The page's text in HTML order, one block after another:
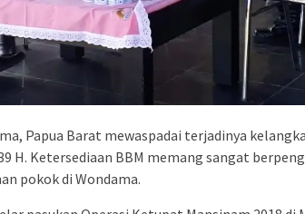
Papua Barat mewaspadai terjadinya
H. Ketersediaan BBM memang sangat
pokok di Wondama.